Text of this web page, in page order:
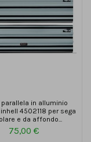
parallela in alluminio
4502118 per sega
e da affondo...
75,00 €